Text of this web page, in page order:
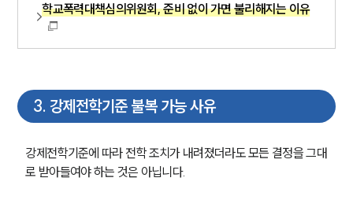
학교폭력대책심의위원회, 준비 없이 가면 불리해지는 이유
3. 강제전학기준 불복 가능 사유
강제전학기준에 따라 전학 조치가 내려졌더라도 모든 결정을 그대
로 받아들여야 하는 것은 아닙니다.